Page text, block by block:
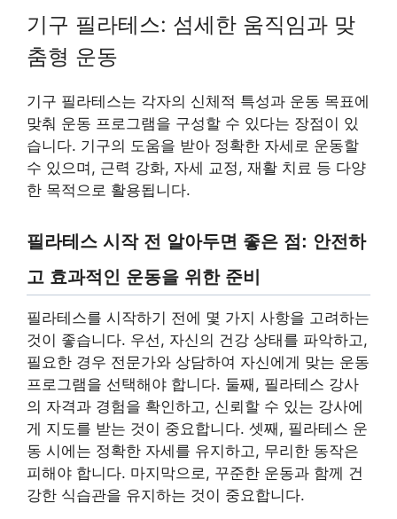
기구 필라테스: 섬세한 움직임과 맞
춤형 운동
기구 필라테스는 각자의 신체적 특성과 운동 목표에
맞춰 운동 프로그램을 구성할 수 있다는 장점이 있
습니다. 기구의 도움을 받아 정확한 자세로 운동할
수 있으며, 근력 강화, 자세 교정, 재활 치료 등 다양
한 목적으로 활용됩니다.
필라테스 시작 전 알아두면 좋은 점: 안전하
고 효과적인 운동을 위한 준비
필라테스를 시작하기 전에 몇 가지 사항을 고려하는
것이 좋습니다. 우선, 자신의 건강 상태를 파악하고,
필요한 경우 전문가와 상담하여 자신에게 맞는 운동
프로그램을 선택해야 합니다. 둘째, 필라테스 강사
의 자격과 경험을 확인하고, 신뢰할 수 있는 강사에
게 지도를 받는 것이 중요합니다. 셋째, 필라테스 운
동 시에는 정확한 자세를 유지하고, 무리한 동작은
피해야 합니다. 마지막으로, 꾸준한 운동과 함께 건
강한 식습관을 유지하는 것이 중요합니다.